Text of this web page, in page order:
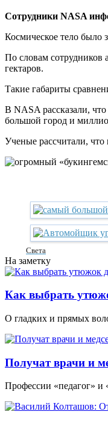
чтения
Сотрудники NASA
Космическое тело было
По словам сотрудников
гектаров.
Такие габариты
В NASA рассказали,
большой город и
Ученые рассчитали, что
Света
На заметку
Как выбрать
О гладких и прямых
Получат врачи и
Профессии «педагог» и